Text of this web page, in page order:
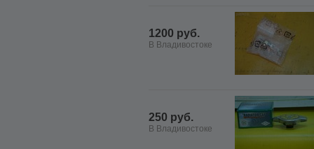
1200 руб.
В Владивостоке
250 руб.
В Владивостоке